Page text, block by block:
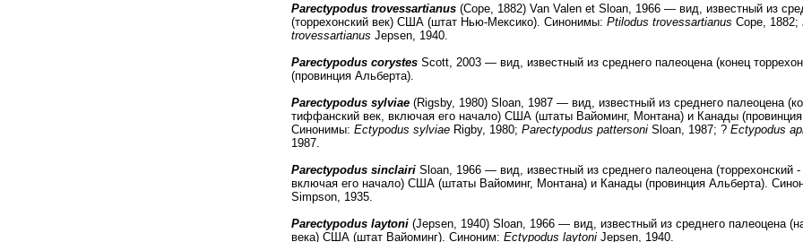
Parectypodus trovessartianus(Cope, 1882) Van Valen et Sloan, 1966 — вид, известный из
(торрехонский век) США (штат Нью-Мексико). Синонимы: Ptilodus trovessartianus Cope, 1882;
trovessartianus Jepsen, 1940.
Parectypodus corystesScott, 2003 — вид, известный из среднего палеоцена (конец
(провинция Альберта).
Parectypodus sylviae(Rigsby, 1980) Sloan, 1987 — вид, известный из среднего палеоцена
тиффанский век, включая его начало) США (штаты Вайоминг, Монтана) и Канады
Синонимы: Ectypodus sylviaeRigby, 1980; Parectypodus pattersoniSloan, 1987; ? Ectypodus
1987.
Parectypodus sinclairiSloan, 1966 — вид, известный из среднего палеоцена (торрехонский
включая его начало) США (штаты Вайоминг, Монтана) и Канады (провинция Альберта).
Simpson, 1935.
Parectypodus laytoni(Jepsen, 1940) Sloan, 1966 — вид, известный из среднего палеоцена
века) США (штат Вайоминг). Синоним: Ectypodus laytoniJepsen, 1940.